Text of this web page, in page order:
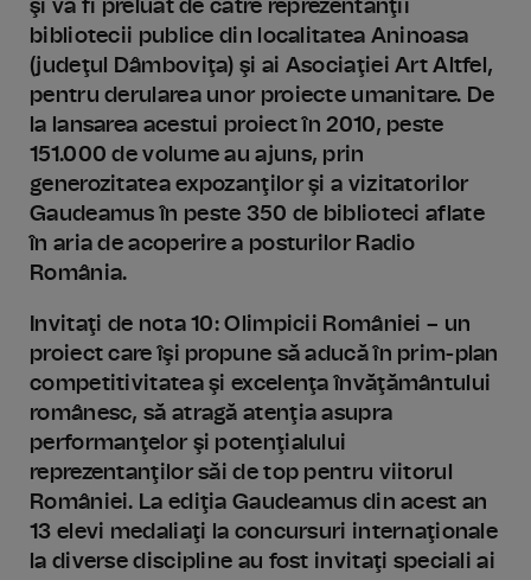
şi va fi preluat de către reprezentanţii
bibliotecii publice din localitatea Aninoasa
(judeţul Dâmboviţa) şi ai Asociaţiei Art Altfel,
pentru derularea unor proiecte umanitare. De
la lansarea acestui proiect în 2010, peste
151.000 de volume au ajuns, prin
generozitatea expozanţilor şi a vizitatorilor
Gaudeamus în peste 350 de biblioteci aflate
în aria de acoperire a posturilor Radio
România.
Invitaţi de nota 10: Olimpicii României – un
proiect care îşi propune să aducă în prim-plan
competitivitatea şi excelenţa învăţământului
românesc, să atragă atenţia asupra
performanţelor şi potenţialului
reprezentanţilor săi de top pentru viitorul
României. La ediţia Gaudeamus din acest an
13 elevi medaliaţi la concursuri internaţionale
la diverse discipline au fost invitaţi speciali ai